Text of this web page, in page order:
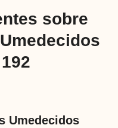
sobre
Umedecidos